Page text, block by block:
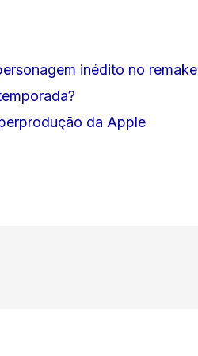
inédito no remake
da Apple